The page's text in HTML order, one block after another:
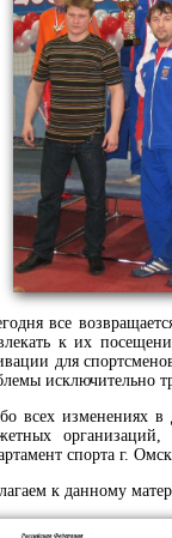
все
к их
для
исключительно
всех изменениях в
спорта г.
к данному